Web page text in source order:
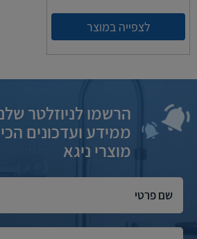
לצפייה במוצר
הרשמו לניוזלטר
ממידע ועדכונים
מוצרי ניגא